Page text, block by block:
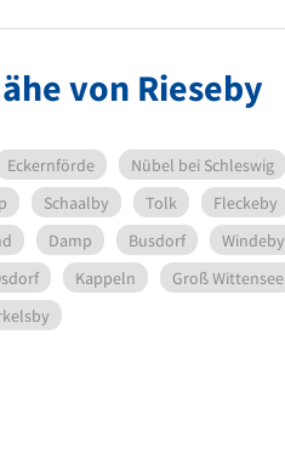
von Rieseby
Eckernförde Nübel bei Schleswig
Schaalby Tolk Fleckeby
Damp Busdorf Windeby
Kappeln Groß Wittensee